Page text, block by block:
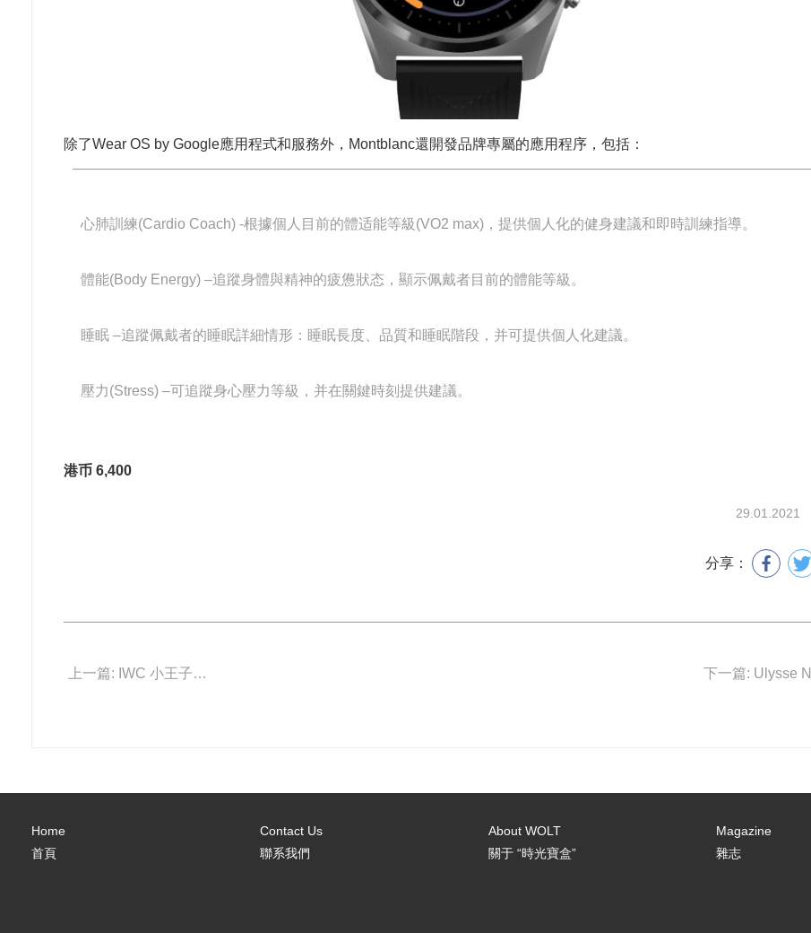
除了Wear OS by Google應用程式和服務外，Montblanc還開發品牌專屬的應用程序，包括：
心肺訓練(Cardio Coach) -根據個人目前的體适能等級(VO2 max)，提供個人化的健身建議和即時訓練指導。
體能(Body Energy) –追蹤身體與精神的疲憊狀态，顯示佩戴者目前的體能等級。
睡眠 –追蹤佩戴者的睡眠詳細情形：睡眠長度、品質和睡眠階段，并可提供個人化建議。
壓力(Stress) –可追蹤身心壓力等級，并在關鍵時刻提供建議。
港币 6,400
29.01.2021
分享：
上一篇: IWC 小王子走進大世界
Home
首頁
Contact Us
聯系我們
About WOLT
關于 “時光寶盒”
Magazine
雜志